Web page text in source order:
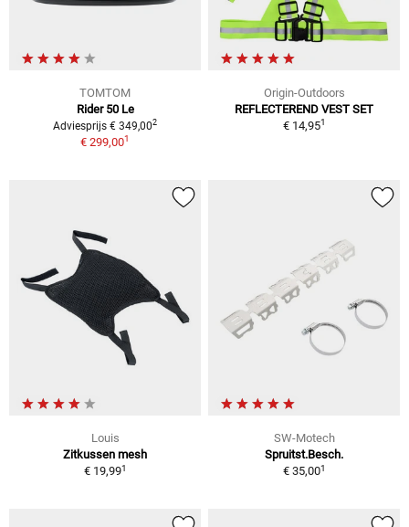
TOMTOM
Rider 50 Le
Adviesprijs € 349,002
€ 299,001
Origin-Outdoors
REFLECTEREND VEST SET
€ 14,951
Louis
Zitkussen mesh
€ 19,991
SW-Motech
Spruitst.Besch.
€ 35,001